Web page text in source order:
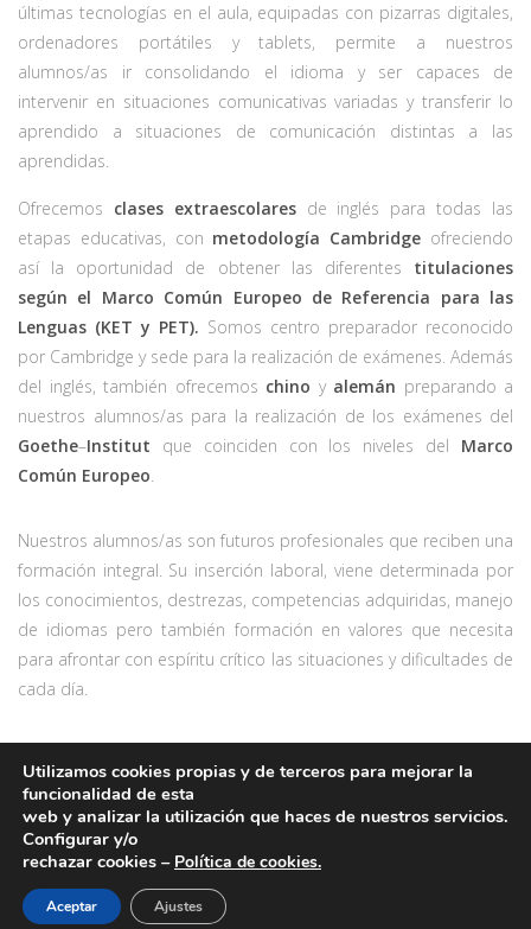
últimas tecnologías en el aula, equipadas con pizarras digitales,
ordenadores portátiles y tablets, permite a nuestros
alumnos/as ir consolidando el idioma y ser capaces de
intervenir en situaciones comunicativas variadas y transferir lo
aprendido a situaciones de comunicación distintas a las
aprendidas.
Ofrecemos clases extraescolaresde inglés para todas las
etapas educativas, con metodología Cambridge ofreciendo
así la oportunidad de obtener las diferentes titulaciones
según el Marco Común Europeo de Referencia para las
Lenguas (KET y PET). Somos centro preparador reconocido
por Cambridge y sede para la realización de exámenes. Además
del inglés, también ofrecemos chino y alemán preparando a
nuestros alumnos/as para la realización de los exámenes del
Goethe–Institut que coinciden con los niveles del Marco
Común Europeo.
Nuestros alumnos/as son futuros profesionales que reciben una
formación integral. Su inserción laboral, viene determinada por
los conocimientos, destrezas, competencias adquiridas, manejo
de idiomas pero también formación en valores que necesita
para afrontar con espíritu crítico las situaciones y dificultades de
cada día.
PUEDE ACCEDER A NUESTRO
Utilizamos cookies propias y de terceros para mejorar la
funcionalidad de esta
web y analizar la utilización que haces de nuestros servicios.
Configurar y/o
rechazar cookies – Política de cookies.
Aceptar Ajustes